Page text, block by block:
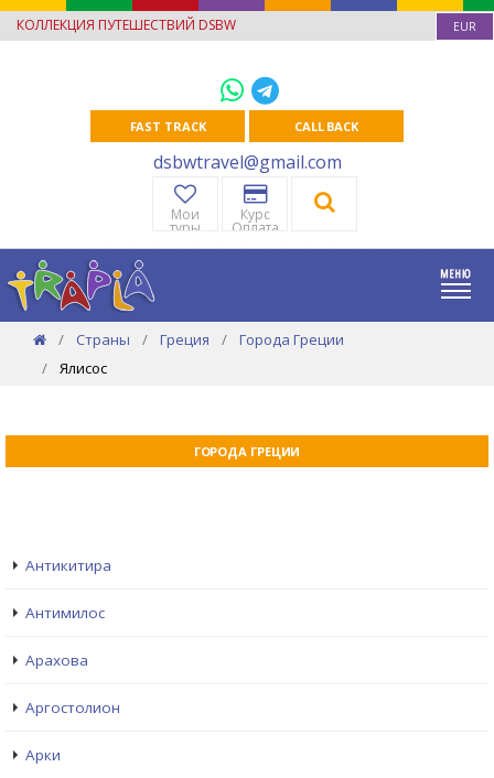
КОЛЛЕКЦИЯ ПУТЕШЕСТВИЙ DSBW EUR
FAST TRACK CALL BACK
dsbwtravel@gmail.com
Мои
туры
Курс
Оплата
Страны Греция
Города Греции
Ялисос
ГОРОДА ГРЕЦИИ
Антикитира
Антимилос
Арахова
Аргостолион
Арки